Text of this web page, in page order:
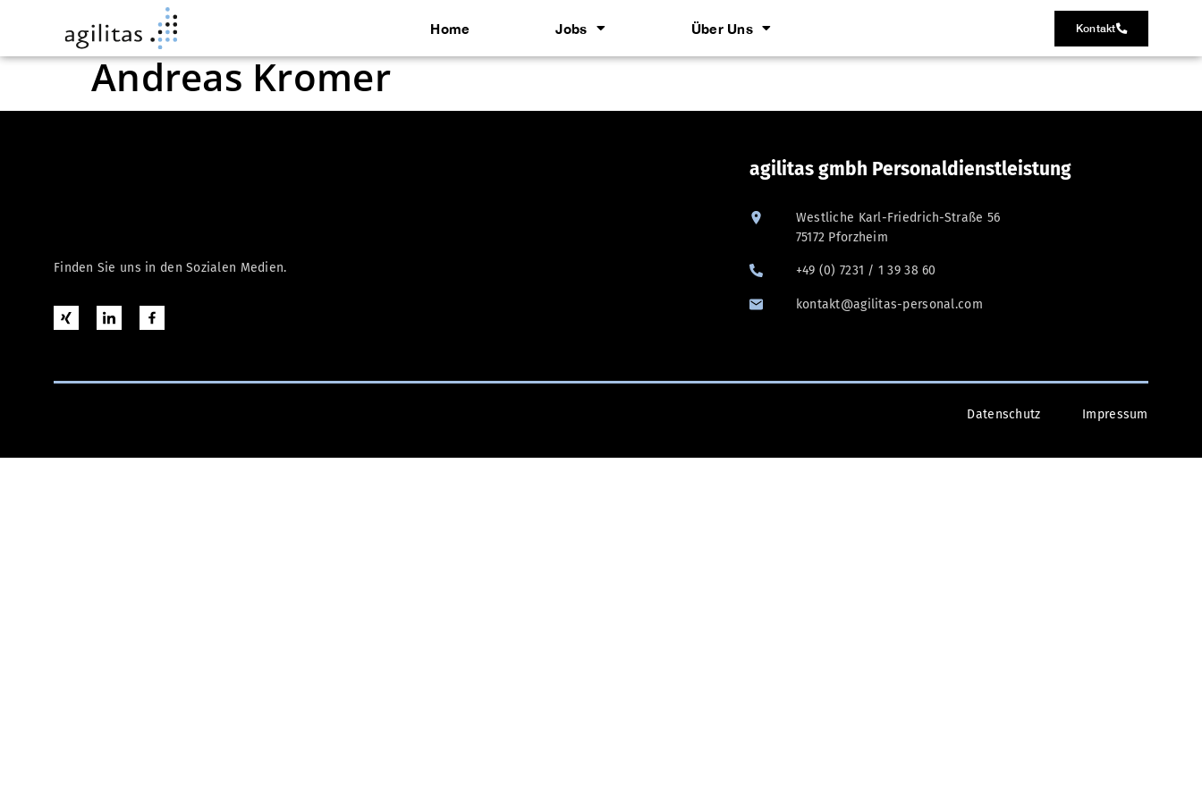
Home Jobs Über Uns Kontakt
Andreas Kromer
Finden Sie uns in den Sozialen Medien.
agilitas gmbh Personaldienstleistung
Westliche Karl-Friedrich-Straße 56
75172 Pforzheim
+49 (0) 7231 / 1 39 38 60
kontakt@agilitas-personal.com
Datenschutz Impressum